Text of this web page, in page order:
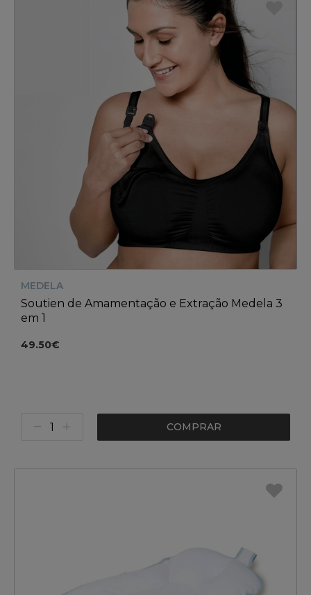
MEDELA
Soutien de Amamentação e Extração Medela 3
em 1
49.50€
COMPRAR